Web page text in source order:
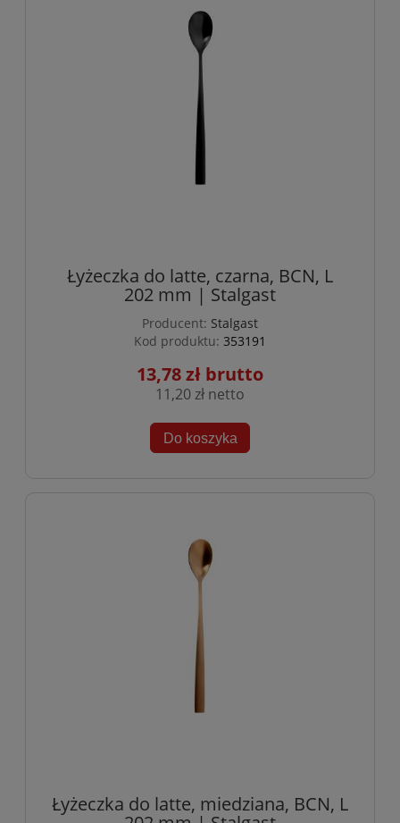
Łyżeczka do latte, czarna, BCN, L
202 mm | Stalgast
Producent: Stalgast
Kod produktu: 353191
13,78 zł
11,20 zł
Do koszyka
Łyżeczka do latte, miedziana, BCN, L